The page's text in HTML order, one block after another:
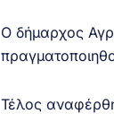
Ο δήμαρχος
Τέλος